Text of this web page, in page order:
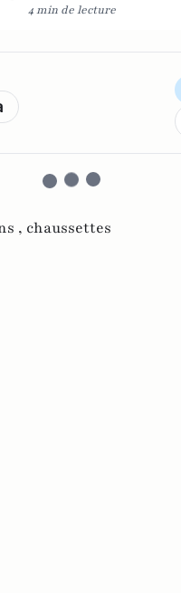
4 min de lecture
, chaussettes